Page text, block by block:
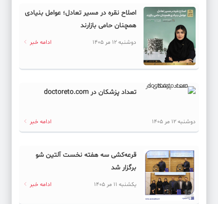
مسدودسازی بی‌مرجع
کد خبر: 62031
انتشار «رحمت واسعه خدا؛ حضرت سیدالشهدا (ع)» به قلم آیت
الله کریمی جهرمی
کد خبر: 62034
کد خبر: 62068
کد خبر: 62054
بهار تلخ بازار کار
کد خبر: 62061
اصلاح نقره در مسیر تعادل؛ عوامل بنیادی
همچنان حامی بازارند
دوشنبه 12 مر 1405 ادامه خبر
تعداد پزشکان در doctoreto.com
دوشنبه 12 مر 1405 ادامه خبر
قرعه‌کشی سه هفته نخست آلتین شو
برگزار شد
یکشنبه 11 مر 1405 ادامه خبر